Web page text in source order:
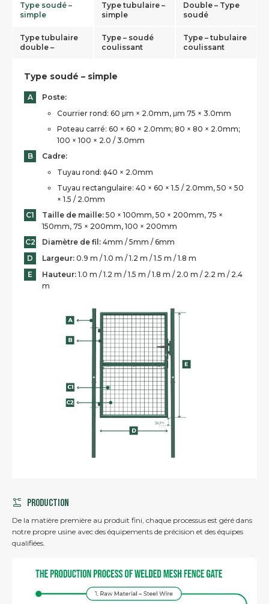
Type soudé –
simple
Type tubulaire –
simple
Double – Type
soudé
Type tubulaire
double –
Type – soudé
coulissant
Type – tubulaire
coulissant
Type soudé – simple
A
Poste:
Courrier rond: 60 μm × 2.0mm, μm 75 × 3.0mm
Poteau carré: 60 × 60 × 2.0mm; 80 × 80 × 2.0mm;
100 × 100 × 2.0 / 3.0mm
B
Cadre:
Tuyau rond: ɸ40 × 2.0mm
Tuyau rectangulaire: 40 × 60 × 1.5 / 2.0mm, 50 × 50
× 1.5 / 2.0mm
C1
Taille de maille: 50 × 100mm, 50 × 200mm, 75 ×
150mm, 75 × 200mm, 100 × 200mm
C2
Diamètre de fil: 4mm / 5mm / 6mm
D
Largeur: 0.9 m / 1.0 m / 1.2 m / 1.5 m / 1.8 m
E
Hauteur: 1.0 m / 1.2 m / 1.5 m / 1.8 m / 2.0 m / 2.2 m / 2.4
m
Production
De la matière première au produit fini, chaque processus est géré dans
notre propre usine avec des équipements de précision et des équipes
qualifiées.